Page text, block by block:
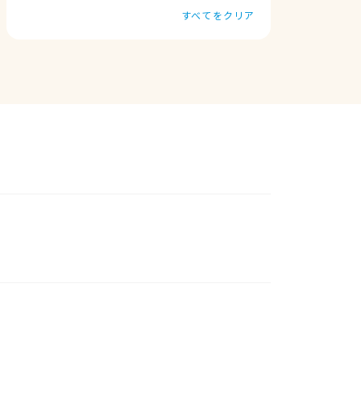
すべてをクリア